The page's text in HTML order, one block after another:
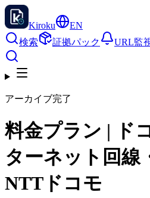
Kiroku
EN
検索
証拠パック URL監
アーカイブ完了
料金プラン | ド
ターネット回線
NTTドコモ